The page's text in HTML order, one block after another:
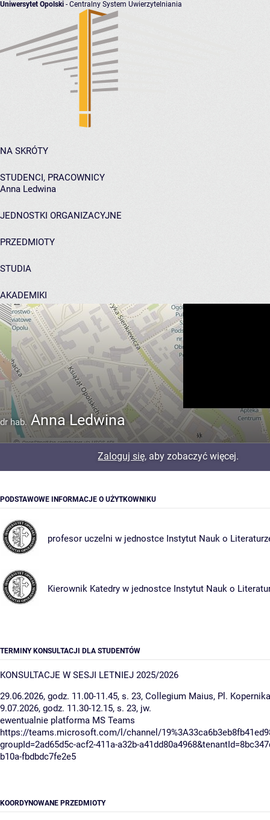
Uniwersytet Opolski - Centralny System Uwierzytelniania
NA SKRÓTY
STUDENCI, PRACOWNICY
Anna Ledwina
JEDNOSTKI ORGANIZACYJNE
PRZEDMIOTY
STUDIA
AKADEMIKI
POMOC
dr hab. Anna Ledwina
Zaloguj się, aby zobaczyć więcej.
PODSTAWOWE INFORMACJE O UŻYTKOWNIKU
profesor uczelni w jednostce Instytut Nauk o
Kierownik Katedry w jednostce Instytut Nauk o
TERMINY KONSULTACJI DLA STUDENTÓW
KONSULTACJE W SESJI LETNIEJ 2025/2026
29.06.2026, godz. 11.00-11.45, s. 23, Collegium Maius, Pl.
9.07.2026, godz. 11.30-12.15, s. 23, jw.
ewentualnie platforma MS Teams
https://teams.microsoft.com/l/channel/
groupId=2ad65d5c-acf2-411a-a32b-
b10a-fbdbdc7fe2e5
KOORDYNOWANE PRZEDMIOTY